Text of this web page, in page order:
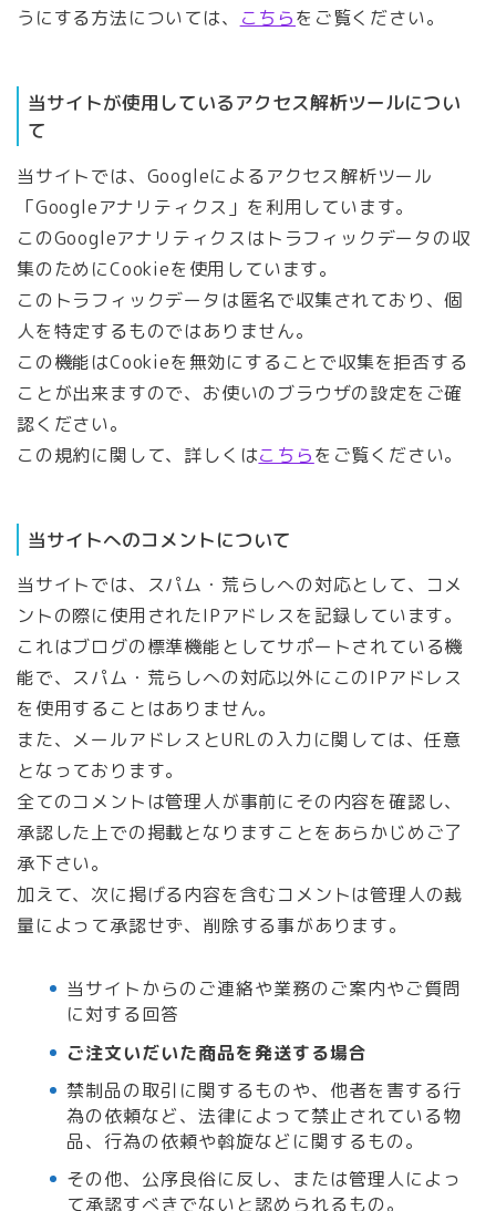
うにする方法については、
こちらをご覧ください。
当サイトが使用しているアクセス解析ツールについ
て
当サイトでは、Googleによるアクセス解析ツール
「Googleアナリティクス」を利用しています。
このGoogleアナリティクスはトラフィックデータの収
集のためにCookieを使用しています。
このトラフィックデータは匿名で収集されており、個
人を特定するものではありません。
この機能はCookieを無効にすることで収集を拒否する
ことが出来ますので、お使いのブラウザの設定をご確
認ください。
この規約に関して、詳しくはこちらをご覧ください。
当サイトへのコメントについて
当サイトでは、スパム・荒らしへの対応として、コメ
ントの際に使用されたIPアドレスを記録しています。
これはブログの標準機能としてサポートされている機
能で、スパム・荒らしへの対応以外にこのIPアドレス
を使用することはありません。
また、メールアドレスとURLの入力に関しては、任意
となっております。
全てのコメントは管理人が事前にその内容を確認し、
承認した上での掲載となりますことをあらかじめご了
承下さい。
加えて、次に掲げる内容を含むコメントは管理人の裁
量によって承認せず、削除する事があります。
当サイトからのご連絡や業務のご案内やご質問
に対する回答
ご注文いだいた商品を発送する場合
禁制品の取引に関するものや、他者を害する行
為の依頼など、法律によって禁止されている物
品、行為の依頼や斡旋などに関するもの。
その他、公序良俗に反し、または管理人によっ
て承認すべきでないと認められるもの。